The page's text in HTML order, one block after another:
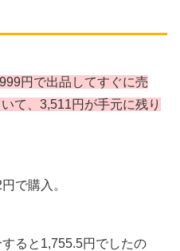
円で出品してすぐに売
て、3,511円が手元に残り
で購入。
ると1,755.5円でしたの